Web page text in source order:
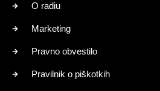
O radiu
Marketing
Pravno obvestilo
Pravilnik o piškotkih